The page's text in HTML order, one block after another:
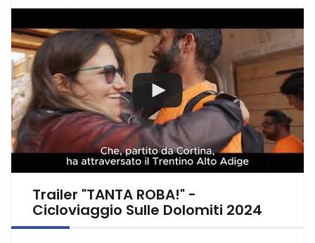
Trailer "TANTA ROBA!" -
Cicloviaggio Sulle Dolomiti 2024